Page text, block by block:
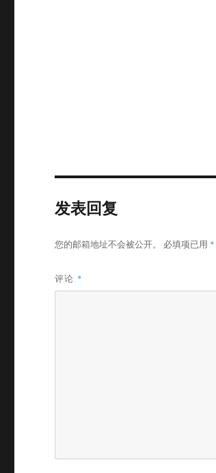
发表回复
您的邮箱地址不会被公开。 必填项已用 *
评论 *